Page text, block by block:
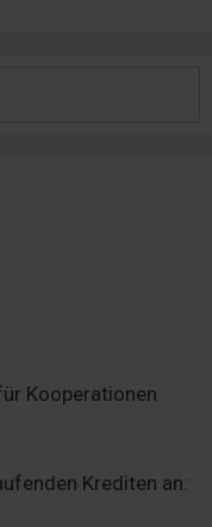
Kooperationen
Krediten an: